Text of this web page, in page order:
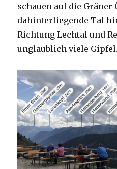
schauen auf die Gräner
dahinterliegende Tal
Richtung Lechtal und
unglaublich viele Gipfel.